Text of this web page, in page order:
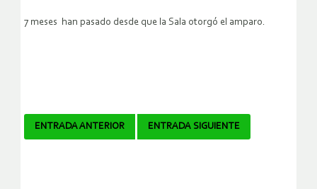
7 meses han pasado desde que la Sala otorgó el amparo.
Navegador
ENTRADA ANTERIOR ENTRADA SIGUIENTE